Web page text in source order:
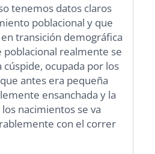
tenemos datos claros
poblacional y que
transición demográfica
realmente se
ocupada por los
antes era pequeña
ensanchada y la
nacimientos se va
con el correr